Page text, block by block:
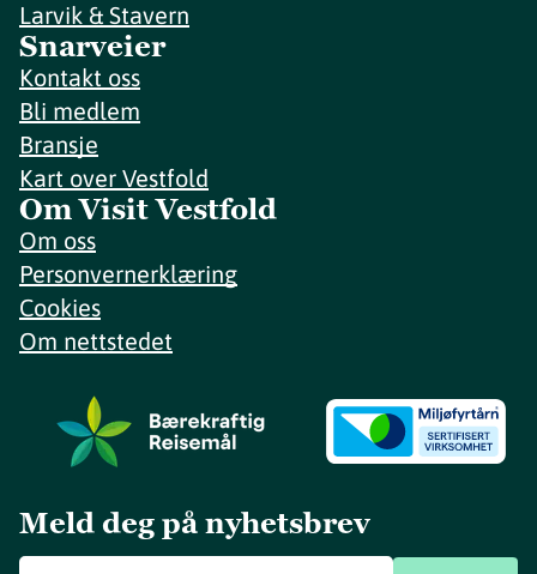
Larvik & Stavern
Snarveier
Kontakt oss
Bli medlem
Bransje
Kart over Vestfold
Om Visit Vestfold
Om oss
Personvernerklæring
Cookies
Om nettstedet
Meld deg på nyhetsbrev